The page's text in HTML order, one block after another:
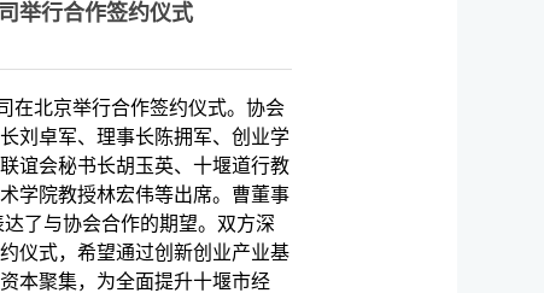
举行合作签约仪式
在北京举行合作签约仪式。协会
刘卓军、理事长陈拥军、 创业学
谊会秘书长胡玉英、十堰道行教
学院教授林宏伟等出席。曹董事
了与协会合作的期望。双方深
仪式，希望通过创新创业产业基
本聚集，为全面提升十堰市经